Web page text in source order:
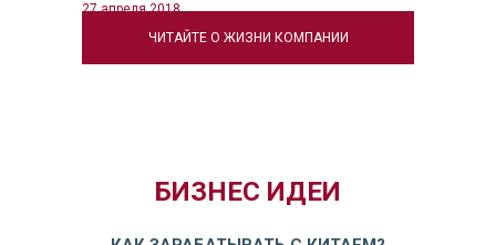
ЧИТАЙТЕ О ЖИЗНИ КОМПАНИИ
27 апреля 2018
БИЗНЕС ИДЕИ